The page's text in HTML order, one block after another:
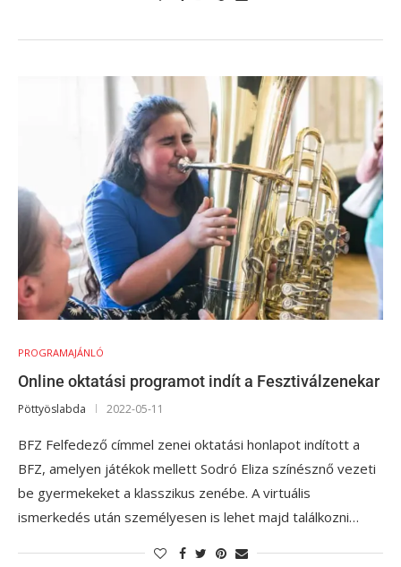
PROGRAMAJÁNLÓ
Online oktatási programot indít a Fesztiválzenekar
Pöttyöslabda 2022-05-11
BFZ Felfedező címmel zenei oktatási honlapot indított a
BFZ, amelyen játékok mellett Sodró Eliza színésznő vezeti
be gyermekeket a klasszikus zenébe. A virtuális
ismerkedés után személyesen is lehet majd találkozni…